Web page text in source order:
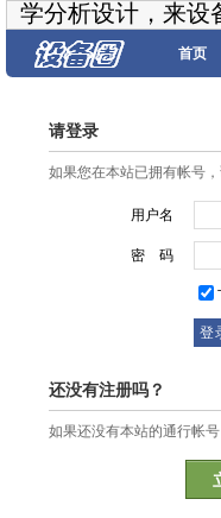
学分析设计，来设
首页
请登录
如果您在本站已拥有帐号
用户名
密 码
还没有注册吗？
如果还没有本站的通行帐